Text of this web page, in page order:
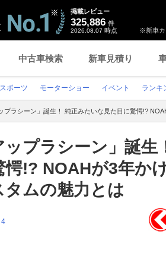
※新車カ
掲載レビュー
325,886 件
2026.08.07 時点
中古車検索 新車見積り
スポーツ モーターショー イベント ランキ
プラシーン」誕生！ 純正みたいな見た目に驚愕!?
プラシーン」誕生
!? NOAHが3年か
ムの魅力とは
4